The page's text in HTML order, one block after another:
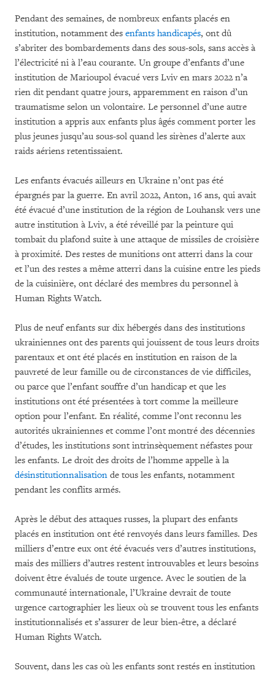
Pendant des semaines, de nombreux enfants placés en
institution, notamment des enfants handicapés, ont dû
s’abriter des bombardements dans des sous-sols, sans accès à
l’électricité ni à l’eau courante. Un groupe d’enfants d’une
institution de Marioupol évacué vers Lviv en mars 2022 n’a
rien dit pendant quatre jours, apparemment en raison d’un
traumatisme selon un volontaire. Le personnel d’une autre
institution a appris aux enfants plus âgés comment porter les
plus jeunes jusqu’au sous-sol quand les sirènes d’alerte aux
raids aériens retentissaient.
Les enfants évacués ailleurs en Ukraine n’ont pas été
épargnés par la guerre. En avril 2022, Anton, 16 ans, qui avait
été évacué d’une institution de la région de Louhansk vers une
autre institution à Lviv, a été réveillé par la peinture qui
tombait du plafond suite à une attaque de missiles de croisière
à proximité. Des restes de munitions ont atterri dans la cour
et l’un des restes a même atterri dans la cuisine entre les pieds
de la cuisinière, ont déclaré des membres du personnel à
Human Rights Watch.
Plus de neuf enfants sur dix hébergés dans des institutions
ukrainiennes ont des parents qui jouissent de tous leurs droits
parentaux et ont été placés en institution en raison de la
pauvreté de leur famille ou de circonstances de vie difficiles,
ou parce que l’enfant souffre d’un handicap et que les
institutions ont été présentées à tort comme la meilleure
option pour l’enfant. En réalité, comme l’ont reconnu les
autorités ukrainiennes et comme l’ont montré des décennies
d’études, les institutions sont intrinsèquement néfastes pour
les enfants. Le droit des droits de l’homme appelle à la
désinstitutionnalisation de tous les enfants, notamment
pendant les conflits armés.
Après le début des attaques russes, la plupart des enfants
placés en institution ont été renvoyés dans leurs familles. Des
milliers d’entre eux ont été évacués vers d’autres institutions,
mais des milliers d’autres restent introuvables et leurs besoins
doivent être évalués de toute urgence. Avec le soutien de la
communauté internationale, l’Ukraine devrait de toute
urgence cartographier les lieux où se trouvent tous les enfants
institutionnalisés et s’assurer de leur bien-être, a déclaré
Human Rights Watch.
Souvent, dans les cas où les enfants sont restés en institution